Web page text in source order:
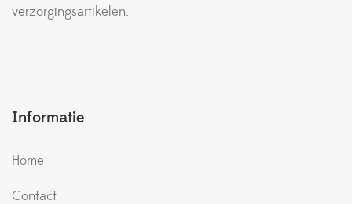
verzorgingsartikelen.
Informatie
Home
Contact